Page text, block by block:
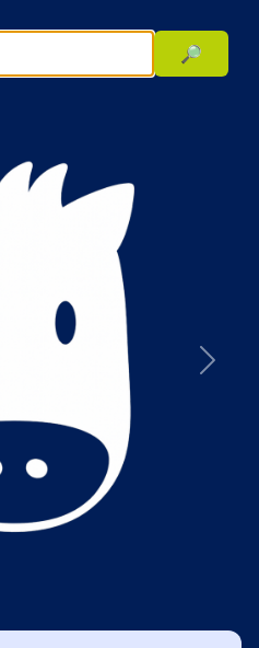
🔎
次へ